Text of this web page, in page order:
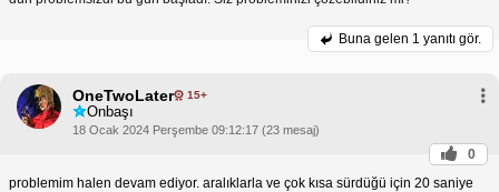
Buna gelen 1 yanıtı gör.
OneTwoLater 15+
Onbaşı
18 Ocak 2024 Perşembe 09:12:17 (23 mesaj)
0
problemim halen devam ediyor. aralıklarla ve çok kısa sürdüğü için 20 saniye